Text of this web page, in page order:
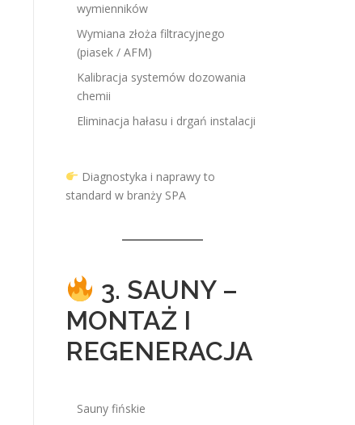
wymienników
Wymiana złoża filtracyjnego
(piasek / AFM)
Kalibracja systemów dozowania
chemii
Eliminacja hałasu i drgań instalacji
Diagnostyka i naprawy to
standard w branży SPA
3. SAUNY –
MONTAŻ I
REGENERACJA
Sauny fińskie